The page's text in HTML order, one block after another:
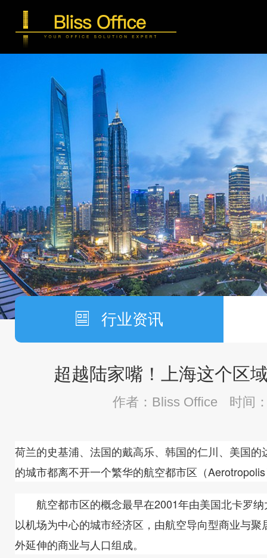
行业资讯
超越陆家嘴！上海这个区
作者：Bliss Office 时间
荷兰的史基浦、法国的戴高乐、韩国的仁川、美国
的城市都离不开一个繁华的航空都市区（
航空都市区的概念最早在2001年由美国北卡罗纳
以机场为中心的城市经济区，由航空导向型商业与
外延伸的商业与人口组成。